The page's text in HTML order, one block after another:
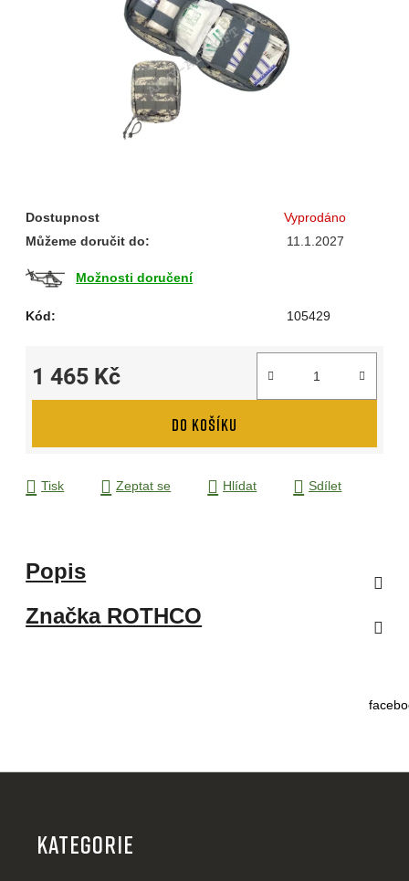
Dostupnost
Vyprodáno
Můžeme doručit do:
11.1.2027
Možnosti doručení
Kód: 105429
1 465 Kč
Měrná cena:
DO KOŠÍKU
Tisk Zeptat se Hlídat Sdílet
Popis
ZnačkaROTHCO
KATEGORIE